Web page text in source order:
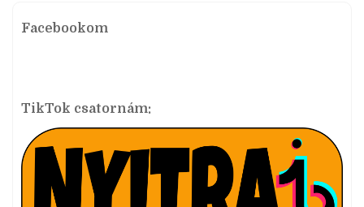
Facebookom
TikTok csatornám: